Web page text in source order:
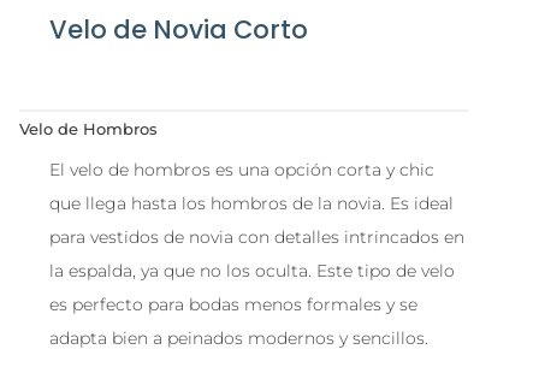
Velo de Novia Corto
Velo de Hombros
El velo de hombros es una opción corta y chic
que llega hasta los hombros de la novia. Es ideal
para vestidos de novia con detalles intrincados en
la espalda, ya que no los oculta. Este tipo de velo
es perfecto para bodas menos formales y se
adapta bien a peinados modernos y sencillos.